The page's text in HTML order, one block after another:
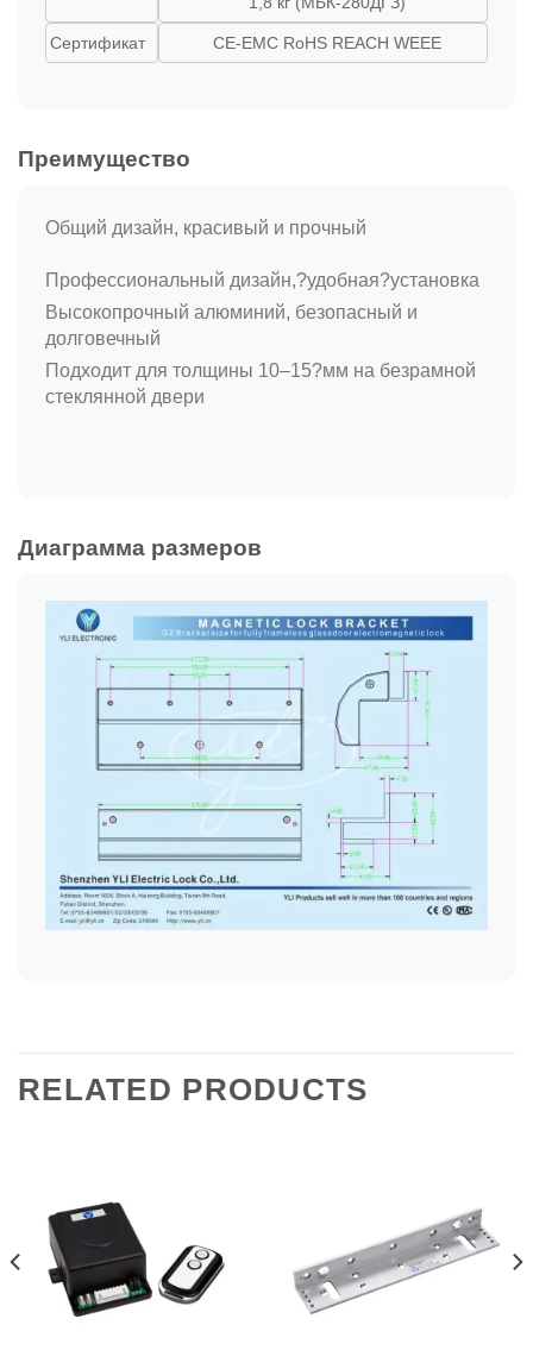
Сертификат CE-EMC RoHS REACH WEEE
Преимущество
Общий дизайн, красивый и прочный
Профессиональный дизайн,?удобная?установка
Высокопрочный алюминий, безопасный и
долговечный
Подходит для толщины 10–15?мм на безрамной
стеклянной двери
Диаграмма размеров
RELATED PRODUCTS